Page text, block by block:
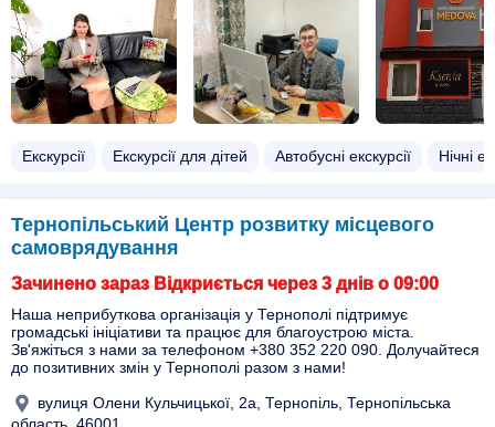
Екскурсії Екскурсії для дітей Автобусні екскурсії Нічні
Тернопільський Центр розвитку місцевого
самоврядування
Зачинено зараз Відкриється через 3 днів о 09:00
Наша неприбуткова організація у Тернополі підтримує
громадські ініціативи та працює для благоустрою міста.
Зв'яжіться з нами за телефоном +380 352 220 090. Долучайтеся
до позитивних змін у Тернополі разом з нами!
вулиця Олени Кульчицької, 2а, Тернопіль, Тернопільська